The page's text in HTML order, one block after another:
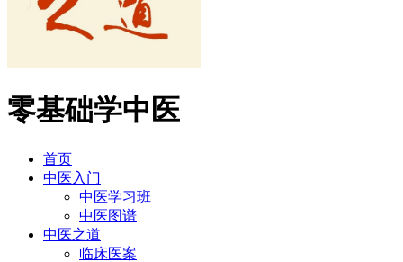
零基础学中医
首页
中医入门
中医学习班
中医图谱
中医之道
临床医案